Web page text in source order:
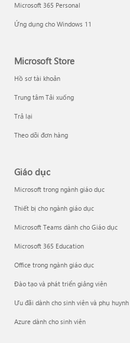
Microsoft 365 Personal
Ứng dụng cho Windows 11
Microsoft Store
Hồ sơ tài khoản
Trung tâm Tải xuống
Trả lại
Theo dõi đơn hàng
Giáo dục
Microsoft trong ngành giáo dục
Thiết bị cho ngành giáo dục
Microsoft Teams dành cho Giáo dục
Microsoft 365 Education
Office trong ngành giáo dục
Đào tạo và phát triển giảng viên
Ưu đãi dành cho sinh viên và phụ huynh
Azure dành cho sinh viên